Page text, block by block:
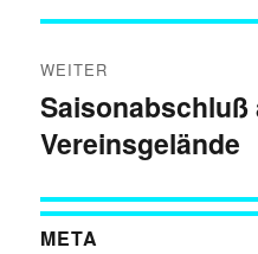
WEITER
Nächster
Beitrag:
Saisonabschluß
Vereinsgelände
META